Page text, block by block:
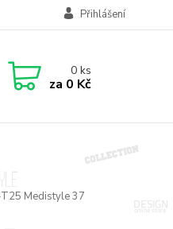
Přihlášení
0ks
za 0 Kč
T25 Medistyle 37